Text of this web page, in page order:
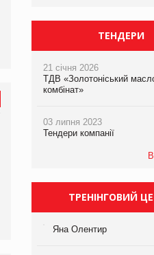
виробництва
ТЕНДЕРИ
21 січня 2026
ТДВ «Золотоніський
комбінат»
03 липня 2023
Тендери компанії
ТРЕНІНГОВИЙ
Яна Олентир